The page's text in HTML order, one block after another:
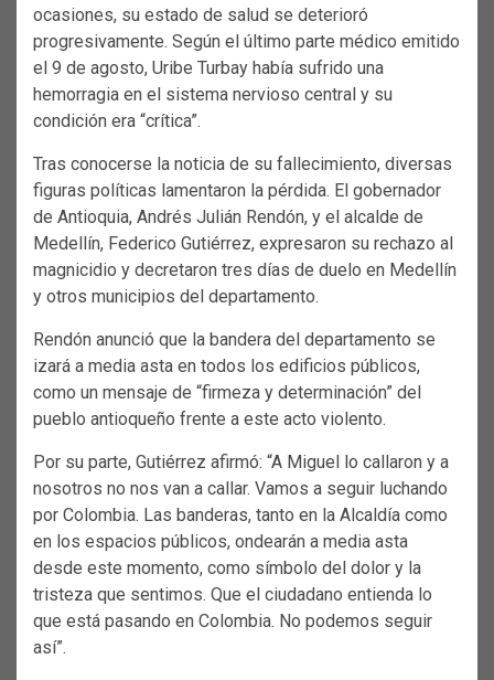
ocasiones, su estado de salud se deterioró
progresivamente. Según el último parte médico emitido
el 9 de agosto, Uribe Turbay había sufrido una
hemorragia en el sistema nervioso central y su
condición era “crítica”.
Tras conocerse la noticia de su fallecimiento, diversas
figuras políticas lamentaron la pérdida. El gobernador
de Antioquia, Andrés Julián Rendón, y el alcalde de
Medellín, Federico Gutiérrez, expresaron su rechazo al
magnicidio y decretaron tres días de duelo en Medellín
y otros municipios del departamento.
Rendón anunció que la bandera del departamento se
izará a media asta en todos los edificios públicos,
como un mensaje de “firmeza y determinación” del
pueblo antioqueño frente a este acto violento.
Por su parte, Gutiérrez afirmó: “A Miguel lo callaron y a
nosotros no nos van a callar. Vamos a seguir luchando
por Colombia. Las banderas, tanto en la Alcaldía como
en los espacios públicos, ondearán a media asta
desde este momento, como símbolo del dolor y la
tristeza que sentimos. Que el ciudadano entienda lo
que está pasando en Colombia. No podemos seguir
así”.